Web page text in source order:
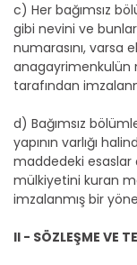
c) Her bağımsız
gibi nevini ve
numarasını, varsa
anagayrimenkulün
tarafından
d) Bağımsız
yapının varlığı
maddedeki esaslar
mülkiyetini kuran
imzalanmış bir
II - SÖZLEŞME VE